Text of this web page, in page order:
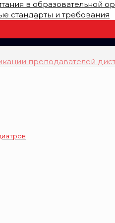
в образовательной
стандарты и требования
преподавателей